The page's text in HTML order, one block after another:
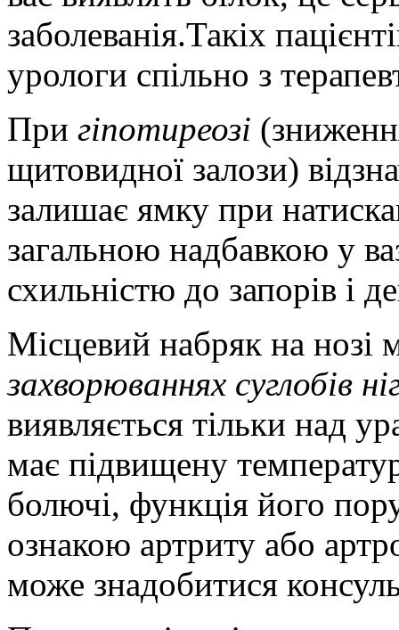
заболеванія.Такіх
урологи спільно з
При гіпотиреозі
щитовидної залози)
залишає ямку при
загальною надбавкою у
схильністю до запорів і
Місцевий набряк на нозі
захворюваннях суглобів
виявляється тільки над
має підвищену
болючі, функція його
ознакою артриту або
може знадобитися